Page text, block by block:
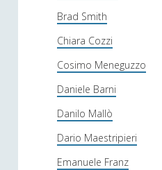
Brad Smith
Chiara Cozzi
Cosimo Meneguzzo
Daniele Barni
Danilo Mallò
Dario Maestripieri
Emanuele Franz